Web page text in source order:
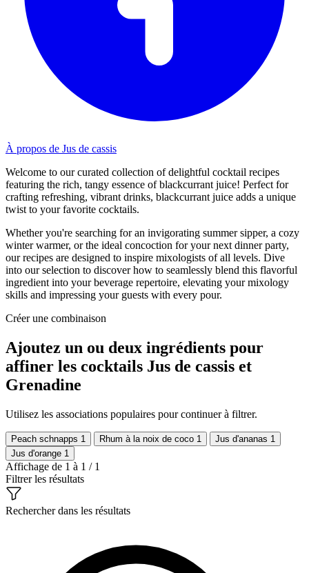
À propos de Jus de cassis
Welcome to our curated collection of delightful cocktail recipes
featuring the rich, tangy essence of blackcurrant juice! Perfect for
crafting refreshing, vibrant drinks, blackcurrant juice adds a unique
twist to your favorite cocktails.
Whether you're searching for an invigorating summer sipper, a cozy
winter warmer, or the ideal concoction for your next dinner party,
our recipes are designed to inspire mixologists of all levels. Dive
into our selection to discover how to seamlessly blend this flavorful
ingredient into your beverage repertoire, elevating your mixology
skills and impressing your guests with every pour.
Créer une combinaison
Ajoutez un ou deux ingrédients pour
affiner les cocktails Jus de cassis et
Grenadine
Utilisez les associations populaires pour continuer à filtrer.
Peach schnapps 1 Rhum à la noix de coco 1 Jus d'ananas 1
Jus d'orange 1
Affichage de 1 à 1 / 1
Filtrer les résultats
Rechercher dans les résultats